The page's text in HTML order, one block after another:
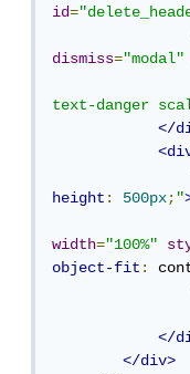
id=
dismiss="modal"
text-danger
</
height: 500px;"
width="100%"
object-fit:
</
</div>